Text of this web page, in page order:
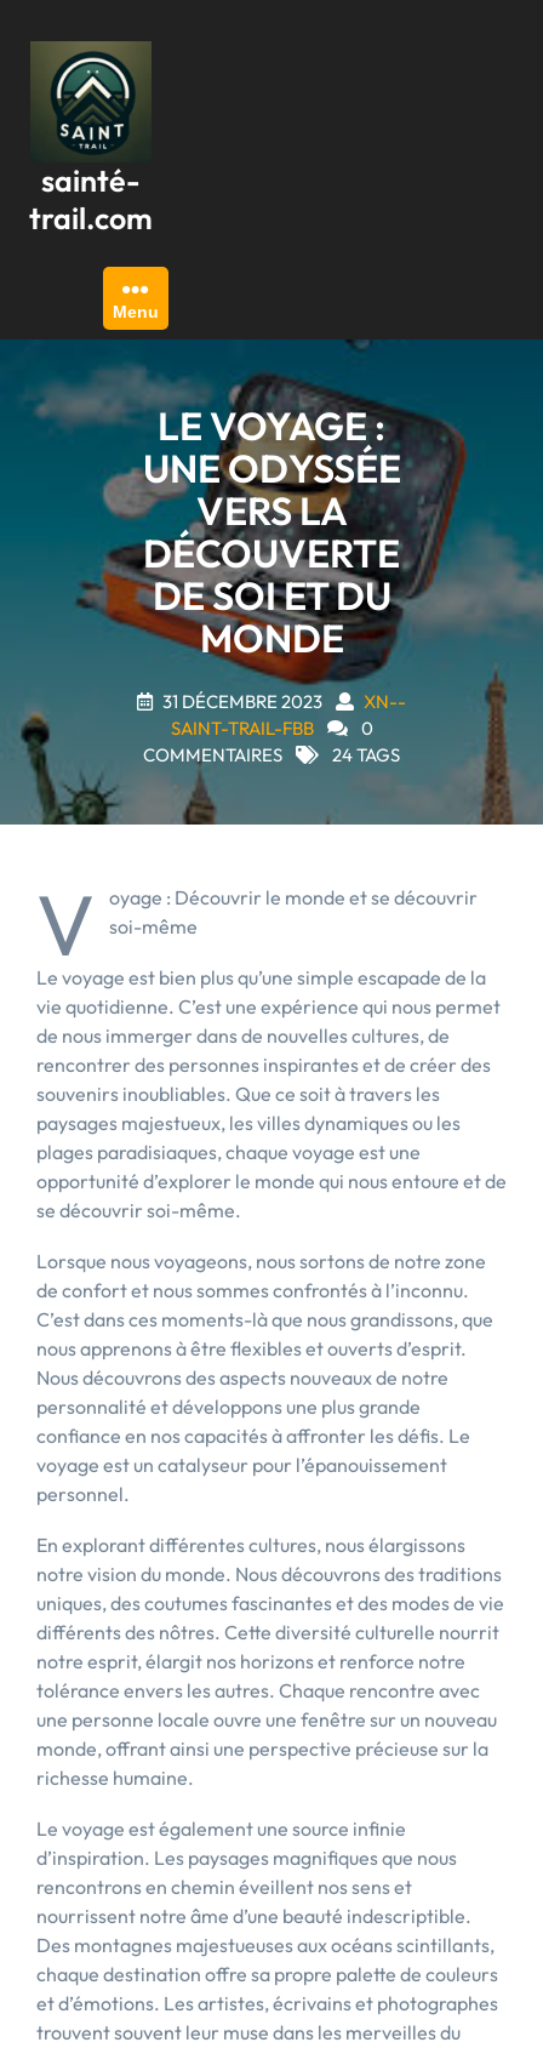
contenu
sainté-
trail.com
Menu
LE VOYAGE :
UNE ODYSSÉE
VERS LA
DÉCOUVERTE
DE SOI ET DU
MONDE
31 DÉCEMBRE 2023
XN--
SAINT-TRAIL-FBB
0
COMMENTAIRES
24 TAGS
V
oyage : Découvrir le monde et se découvrir
soi-même
Le voyage est bien plus qu’une simple escapade de la
vie quotidienne. C’est une expérience qui nous permet
de nous immerger dans de nouvelles cultures, de
rencontrer des personnes inspirantes et de créer des
souvenirs inoubliables. Que ce soit à travers les
paysages majestueux, les villes dynamiques ou les
plages paradisiaques, chaque voyage est une
opportunité d’explorer le monde qui nous entoure et de
se découvrir soi-même.
Lorsque nous voyageons, nous sortons de notre zone
de confort et nous sommes confrontés à l’inconnu.
C’est dans ces moments-là que nous grandissons, que
nous apprenons à être flexibles et ouverts d’esprit.
Nous découvrons des aspects nouveaux de notre
personnalité et développons une plus grande
confiance en nos capacités à affronter les défis. Le
voyage est un catalyseur pour l’épanouissement
personnel.
En explorant différentes cultures, nous élargissons
notre vision du monde. Nous découvrons des traditions
uniques, des coutumes fascinantes et des modes de vie
différents des nôtres. Cette diversité culturelle nourrit
notre esprit, élargit nos horizons et renforce notre
tolérance envers les autres. Chaque rencontre avec
une personne locale ouvre une fenêtre sur un nouveau
monde, offrant ainsi une perspective précieuse sur la
richesse humaine.
Le voyage est également une source infinie
d’inspiration. Les paysages magnifiques que nous
rencontrons en chemin éveillent nos sens et
nourrissent notre âme d’une beauté indescriptible.
Des montagnes majestueuses aux océans scintillants,
chaque destination offre sa propre palette de couleurs
et d’émotions. Les artistes, écrivains et photographes
trouvent souvent leur muse dans les merveilles du